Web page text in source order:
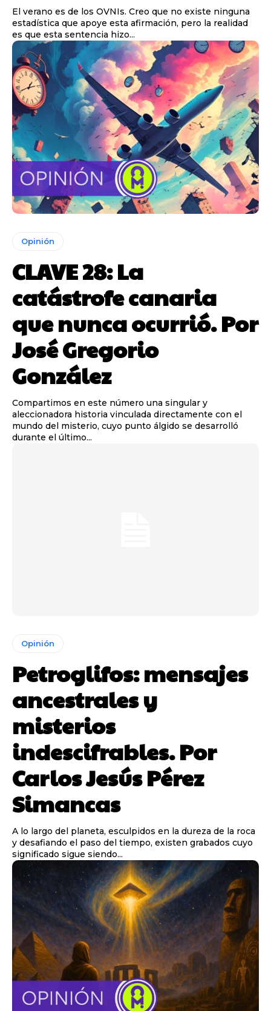
El verano es de los OVNIs. Creo que no existe ninguna
estadística que apoye esta afirmación, pero la realidad
es que esta sentencia hizo...
Opinión
CLAVE 28: La
catástrofe canaria
que nunca ocurrió. Por
José Gregorio
González
Compartimos en este número una singular y
aleccionadora historia vinculada directamente con el
mundo del misterio, cuyo punto álgido se desarrolló
durante el último...
Opinión
Petroglifos: mensajes
ancestrales y
misterios
indescifrables. Por
Carlos Jesús Pérez
Simancas
A lo largo del planeta, esculpidos en la dureza de la roca
y desafiando el paso del tiempo, existen grabados cuyo
significado sigue siendo...